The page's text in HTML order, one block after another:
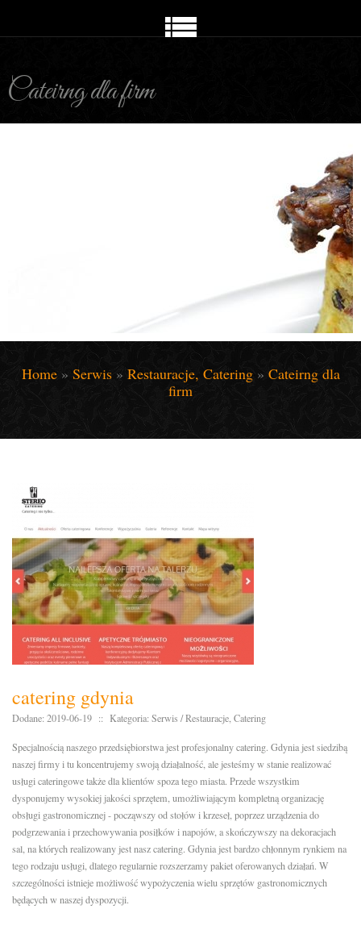
Cateirng dla firm
Home» Serwis» Restauracje, Catering» Cateirng dla
firm
catering gdynia
Dodane: 2019-06-19 :: Kategoria: Serwis / Restauracje, Catering
Specjalnością naszego przedsiębiorstwa jest profesjonalny catering. Gdynia jest siedzibą
naszej firmy i tu koncentrujemy swoją działalność, ale jesteśmy w stanie realizować
usługi cateringowe także dla klientów spoza tego miasta. Przede wszystkim
dysponujemy wysokiej jakości sprzętem, umożliwiającym kompletną organizację
obsługi gastronomicznej - począwszy od stołów i krzeseł, poprzez urządzenia do
podgrzewania i przechowywania posiłków i napojów, a skończywszy na dekoracjach
sal, na których realizowany jest nasz catering. Gdynia jest bardzo chłonnym rynkiem na
tego rodzaju usługi, dlatego regularnie rozszerzamy pakiet oferowanych działań. W
szczególności istnieje możliwość wypożyczenia wielu sprzętów gastronomicznych
będących w naszej dyspozycji.